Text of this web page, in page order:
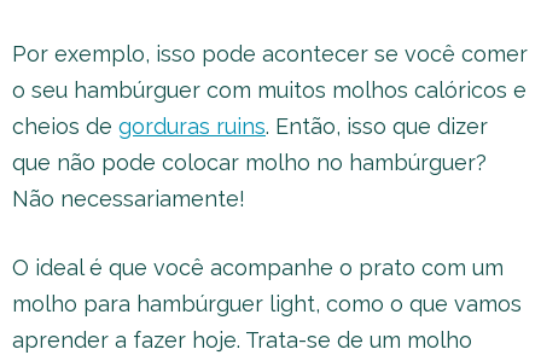
Por exemplo, isso pode acontecer se você comer
o seu hambúrguer com muitos molhos calóricos e
cheios de gorduras ruins. Então, isso que dizer
que não pode colocar molho no hambúrguer?
Não necessariamente!
O ideal é que você acompanhe o prato com um
molho para hambúrguer light, como o que vamos
aprender a fazer hoje. Trata-se de um molho